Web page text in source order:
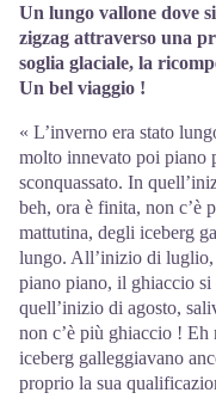
Un lungo vallone dove
zigzag attraverso una
soglia glaciale, la
Un bel viaggio !
« L’inverno era stato
molto innevato poi piano
sconquassato. In
beh, ora è finita, non c’è
mattutina, degli iceberg
lungo. All’inizio di luglio,
piano piano, il ghiaccio si
quell’inizio di agosto,
non c’è più ghiaccio !
iceberg galleggiavano
proprio la sua